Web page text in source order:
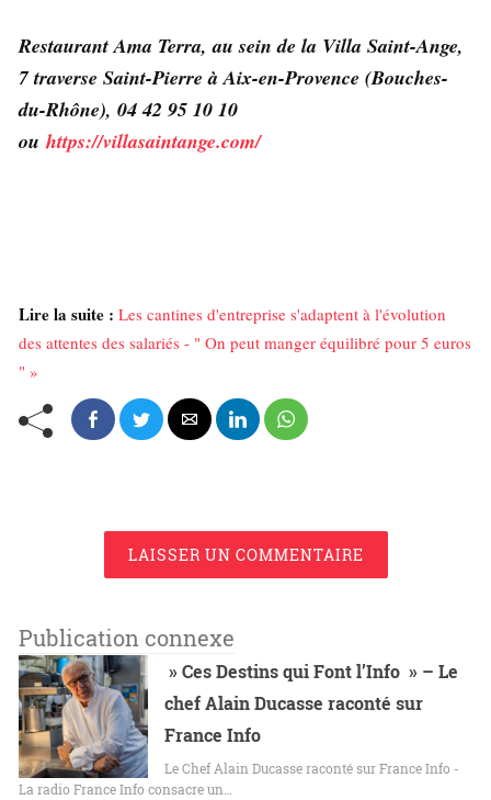
Restaurant Ama Terra, au sein de la Villa Saint-Ange,
7 traverse Saint-Pierre à Aix-en-Provence (Bouches-
du-Rhône), 04 42 95 10 10
ou https://villasaintange.com/
Lire la suite : Les cantines d'entreprise s'adaptent à l'évolution
des attentes des salariés - " On peut manger équilibré pour 5 euros
" »
LAISSER UN COMMENTAIRE
Publication connexe
» Ces Destins qui Font l’Info » – Le
chef Alain Ducasse raconté sur
France Info
Le Chef Alain Ducasse raconté sur France Info -
La radio France Info consacre un…